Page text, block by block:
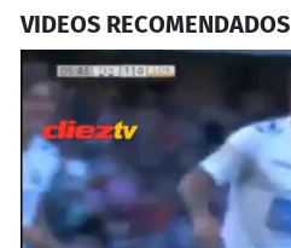
VIDEOS RECOMENDADOS